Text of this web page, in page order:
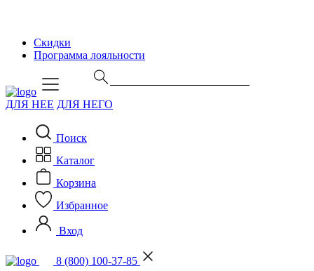
Скидки
Программа лояльности
ДЛЯ НЕЕ ДЛЯ НЕГО
Поиск
Каталог
Корзина
Избранное
Вход
8 (800) 100-37-85